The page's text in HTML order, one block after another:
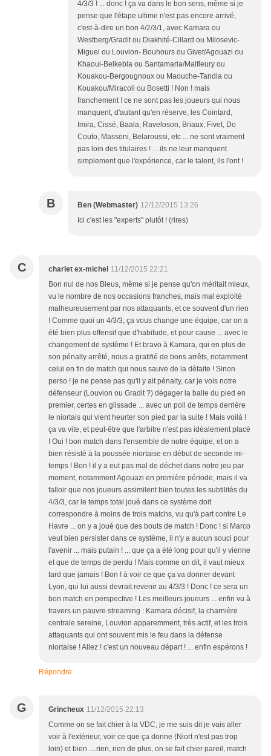
4/3/3 ! ... donc ! ça va dans le bon sens, même si je
pense que l'étape ultime n'est pas encore arrivé,
c'est-à-dire un bon 4/2/3/1, avec Kamara ou
Westberg/Gradit ou Diakhité-Cillard ou Milosevic-
Miguel ou Louvion- Bouhours ou Givet/Agouazi ou
Khaoui-Belkebla ou Santamaria/Malfleury ou
Kouakou-Bergougnoux ou Maouche-Tandia ou
Kouakou/Miracoli ou Bosetti ! Non ! mais
franchement ! ce ne sont pas les joueurs qui nous
manquent, d'autant qu'en réserve, les Cointard,
Imira, Cissé, Baala, Raveloson, Briaux, Fivet, Do
Couto, Massoni, Belaroussi, etc ... ne sont vraiment
pas loin des titulaires ! ... ils ne leur manquent
simplement que l'expérience, car le talent, ils l'ont !
B Ben (Webmaster) 12/12/2015 13:26
Ici c'est les "experts" plutôt ! (rires)
C charlet ex-michel 11/12/2015 22:21
Bon nul de nos Bleus, même si je pense qu'on méritait mieux,
vu le nombre de nos occasions franches, mais mal exploité
malheureusement par nos attaquants, et ce souvent d'un rien
! Comme quoi un 4/3/3, ça vous change une équipe, car on a
été bien plus offensif que d'habitude, et pour cause ... avec le
changement de système ! Et bravo à Kamara, qui en plus de
son pénalty arrêté, nous a gratifié de bons arrêts, notamment
celui en fin de match qui nous sauve de la défaite ! Sinon
perso ! je ne pense pas qu'il y ait pénalty, car je vois notre
défenseur (Louvion ou Gradit ?) dégager la balle du pied en
premier, certes en glissade ... avec un poil de temps derrière
le niortais qui vient heurter son pied par la suite ! Mais voilà !
ça va vite, et peut-être que l'arbitre n'est pas idéalement placé
! Oui ! bon match dans l'ensemble de notre équipe, et on a
bien résisté à la poussée niortaise en début de seconde mi-
temps ! Bon ! il y a eut pas mal de déchet dans notre jeu par
moment, notamment Agouazi en première période, mais il va
falloir que nos joueurs assimilent bien toutes les subtilités du
4/3/3, car le temps total joué dans ce système doit
correspondre à moins de trois matchs, vu qu'à part contre Le
Havre ... on y a joué que des bouts de match ! Donc ! si Marco
veut bien persister dans ce système, il n'y a aucun souci pour
l'avenir ... mais putain ! ... que ça a été long pour qu'il y vienne
et que de temps de perdu ! Mais comme on dit, il vaut mieux
tard que jamais ! Bon ! à voir ce que ça va donner devant
Lyon, qui lui aussi devrait revenir au 4/3/3 ! Donc ! ce sera un
bon match en perspective ! Les meilleurs joueurs ... enfin vu à
travers un pauvre streaming : Kamara décisif, la charnière
centrale sereine, Louvion apparemment, très actif, et les trois
attaquants qui ont souvent mis le feu dans la défense
niortaise ! Allez ! c'est un nouveau départ ! ... enfin espérons !
Répondre
G Grincheux 11/12/2015 22:13
Comme on se fait chier à la VDC, je me suis dit je vais aller
voir à l'extérieur, voir ce que ça donne (Niort n'est pas trop
loin) et bien ....rien, rien de plus, on se fait chier pareil, match